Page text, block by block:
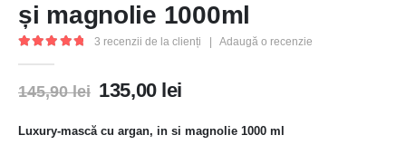
și magnolie 1000ml
3 recenzii de la clienți Adaugă o recenzie
145,90lei 135,00 lei
Luxury-mască cu argan, in si magnolie 1000 ml